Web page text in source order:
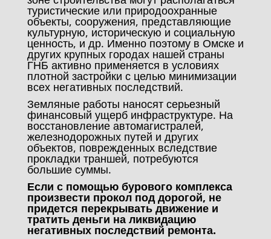
туристические или природоохранные
объекты, сооружения, представляющие
культурную, историческую и социальную
ценность, и др. Именно поэтому в Омске и
других крупных городах нашей страны
ГНБ активно применяется в условиях
плотной застройки с целью минимизации
всех негативных последствий.
Земляные работы наносят серьезный
финансовый ущерб инфраструктуре. На
восстановление автомагистралей,
железнодорожных путей и других
объектов, поврежденных вследствие
прокладки траншей, потребуются
большие суммы.
Если с помощью бурового комплекса
произвести прокол под дорогой, не
придется перекрывать движение и
тратить деньги на ликвидацию
негативных последствий ремонта.